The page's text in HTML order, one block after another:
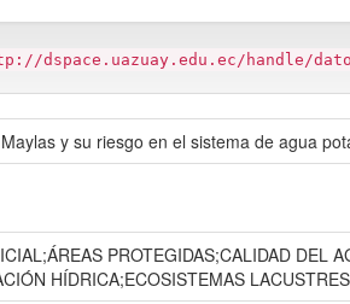
dspace.uazuay.edu.ec/handle/
y su riesgo en el sistema de agua
PROTEGIDAS;CALIDAD DEL
HÍDRICA;ECOSISTEMAS